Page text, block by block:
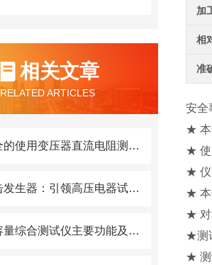
相关文章
RELATED ARTICLES
如何安全的使用变压器直流电阻测试仪？
雷电冲击发生器：引领高压电器试验新篇章
变压器容量综合测试仪主要功能及技术参数
加
相
准
安全
★ 本
★ 使
★ 仪
★ 本
★ 对
★测
★ 测